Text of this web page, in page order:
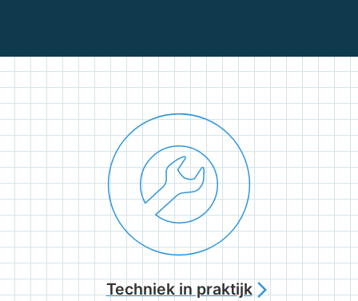
;
Techniek in praktijkarrow_forward_ios